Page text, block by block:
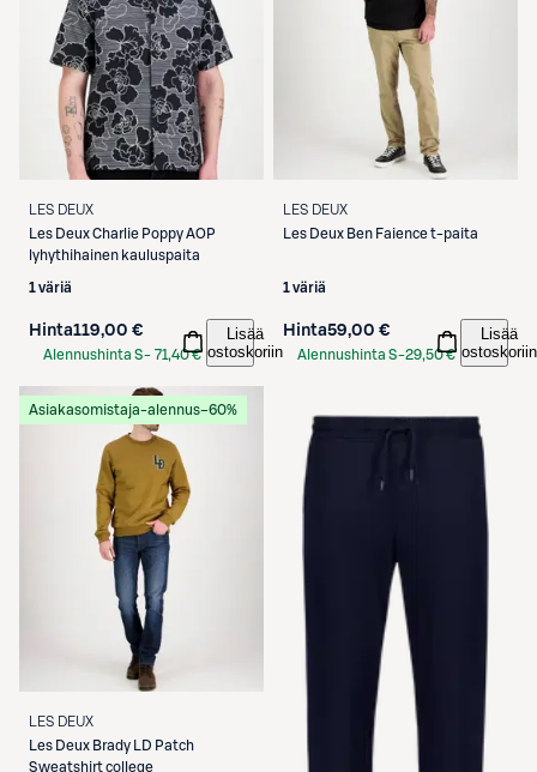
LES DEUX
Les DeuxCharlie Poppy AOP
lyhythihainen kauluspaita
1 väriä
Hinta119,00 €
Alennushinta S- 71,40 €
Lisää
ostoskoriin
LES DEUX
Les Deux Ben Faience t-paita
1 väriä
Hinta59,00 €
Alennushinta S-29,50 €
Lisää
ostoskoriin
Asiakasomistaja-alennus−60%
LES DEUX
Les Deux Brady LD Patch
Sweatshirt college